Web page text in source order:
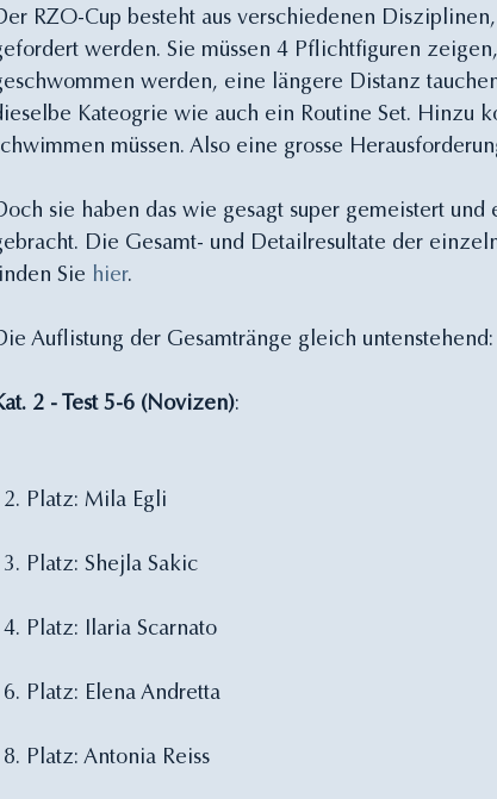
RZO-Cup besteht aus verschiedenen
werden. Sie müssen 4 Pflichtfiguren
werden, eine längere Distanz
Kateogrie wie auch ein Routine Set. Hinzu
müssen. Also eine grosse
sie haben das wie gesagt super gemeistert
Die Gesamt- und Detailresultate der
Sie hier.
Auflistung der Gesamtränge gleich untenstehend:
2 - Test 5-6 (Novizen):
  2. Platz: Mila Egli
  3. Platz: Shejla Sakic
  4. Platz: Ilaria Scarnato
  6. Platz: Elena Andretta
  8. Platz: Antonia Reiss